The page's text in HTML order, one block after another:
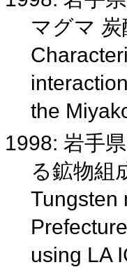
マグマ
the
1998: 岩手
る鉱物組
Tungsten
using LA